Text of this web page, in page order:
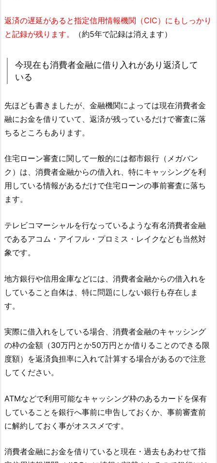
返済の遅延があると指定信用情報機関（CIC）にもしっかり
と記録が残ります。
（約5年で記録は消えます）
今現在も消費者金融に借り入れがあり返済して
いる
先ほども書きましたが、金融機関によっては現在消費者金
融にお金を借りていて、返済が残っているだけで審査に落
ちるところもあります。
住宅ローン審査に関して一般的には都市銀行（メガバン
ク）は、消費者金融からの借入れ、特にキャッシングを利
用している情報があるだけで住宅ローンの事前審査に落ち
ます。
テレビコマーシャルを行なっているような有名消費者金融
であるアコム・アイフル・プロミス・レイクなども当然対
象です。
地方銀行や信用金庫などには、消費者金融からの借入れを
していること自体は、特に問題にしない銀行も存在しま
す。
実際に借入れをしている場合、消費者金融のキャッシング
の枠の金額（30万円とか50万円とか借りることのできる限
度額）を返済負担率に入れて計算する場合があるので注意
してください。
ATMなどで利用可能なキャッシング枠のあるカードを保有
していることを銀行へ事前に申告しておくか、事前審査前
に解約しておく事がオススメです。
消費者金融にお金を借りていると現在・過去もあわせて指